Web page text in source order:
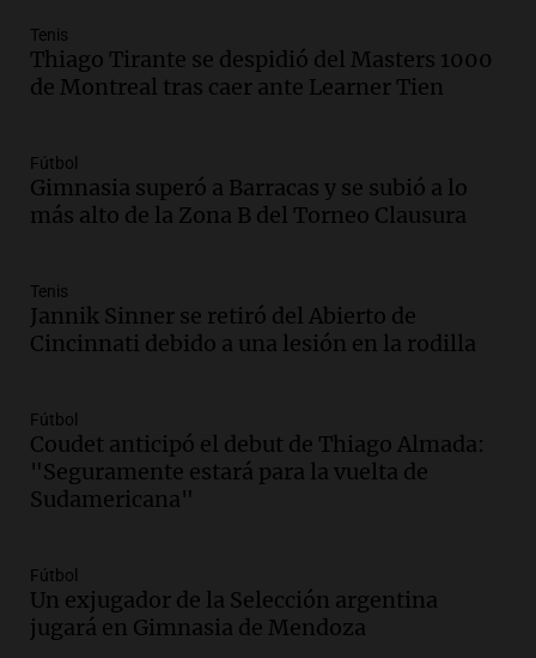
Audio.Suspenden descuento en SUBE y
aumentan tarifas del SUBTE en Buenos
Episodios
Audio.Kicillof critica la desregulación
Episodios
Audio. La UNT evalúa apelación ante la
Pagani como rector
Panorama Federal
Audio.El cardenal Ángel Rossi advirtió
Santa Misa
Episodios
Audio.La Bulaya se prepara para el cierre
Tenis
Thiago Tirante se despidió del Masters 1000
de Montreal tras caer ante Learner Tien
Fútbol
Gimnasia superó a Barracas y se subió a lo
más alto de la Zona B del Torneo Clausura
Tenis
Jannik Sinner se retiró del Abierto de
Cincinnati debido a una lesión en la rodilla
Fútbol
Coudet anticipó el debut de Thiago Almada:
"Seguramente estará para la vuelta de
Sudamericana"
Fútbol
Un exjugador de la Selección argentina
jugará en Gimnasia de Mendoza